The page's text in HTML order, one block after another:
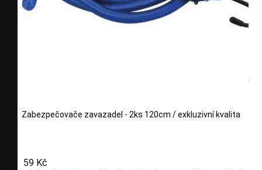
Zabezpečovače zavazadel - 2ks 120cm / exkluzivní kvalita
59 Kč